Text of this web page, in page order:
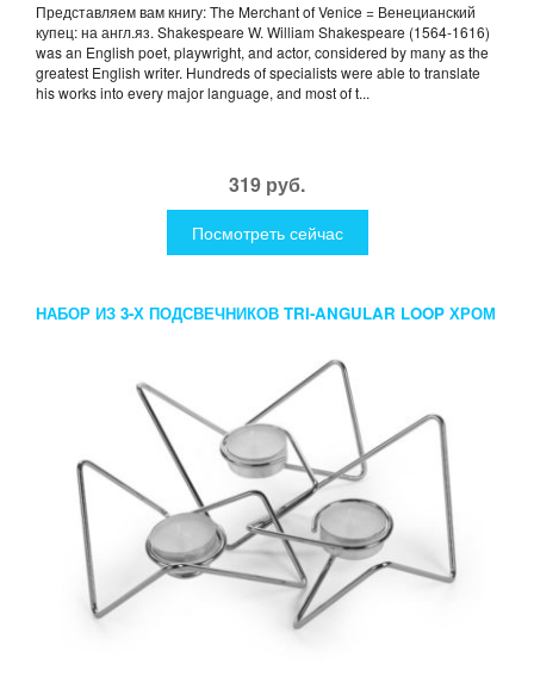
Представляем вам книгу: The Merchant of Venice = Венецианский
купец: на англ.яз. Shakespeare W. William Shakespeare (1564-1616)
was an English poet, playwright, and actor, considered by many as the
greatest English writer. Hundreds of specialists were able to translate
his works into every major language, and most of t...
319 руб.
Посмотреть сейчас
НАБОР ИЗ 3-Х ПОДСВЕЧНИКОВ TRI-ANGULAR LOOP ХРОМ